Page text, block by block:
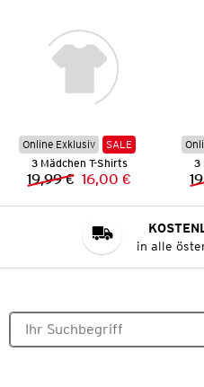
Online Exklusiv
SALE
3 Mädchen T-Shirts
Vorheriger Preis:
19,99 € Neuer Preis:
16,00 €
3
in alle